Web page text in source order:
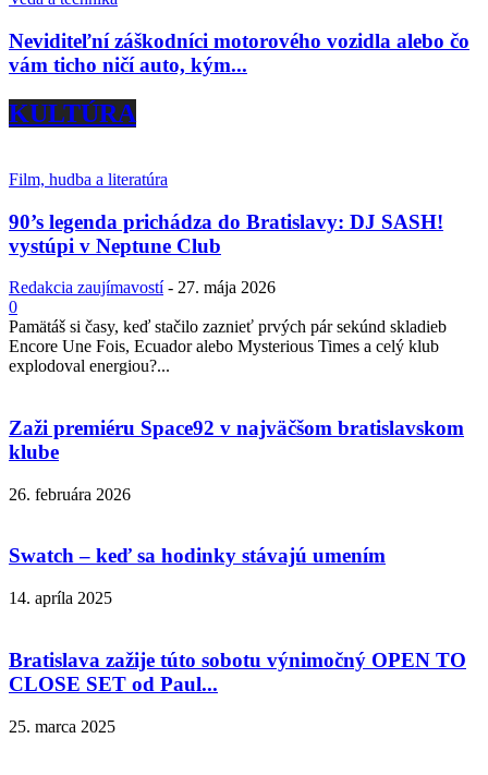
Neviditeľní záškodníci motorového vozidla alebo čo
vám ticho ničí auto, kým...
KULTÚRA
Film, hudba a literatúra
90’s legenda prichádza do Bratislavy: DJ SASH!
vystúpi v Neptune Club
Redakcia zaujímavostí - 27. mája 2026
0
Pamätáš si časy, keď stačilo zaznieť prvých pár sekúnd skladieb
Encore Une Fois, Ecuador alebo Mysterious Times a celý klub
explodoval energiou?...
Zaži premiéru Space92 v najväčšom bratislavskom
klube
26. februára 2026
Swatch – keď sa hodinky stávajú umením
14. apríla 2025
Bratislava zažije túto sobotu výnimočný OPEN TO
CLOSE SET od Paul...
25. marca 2025